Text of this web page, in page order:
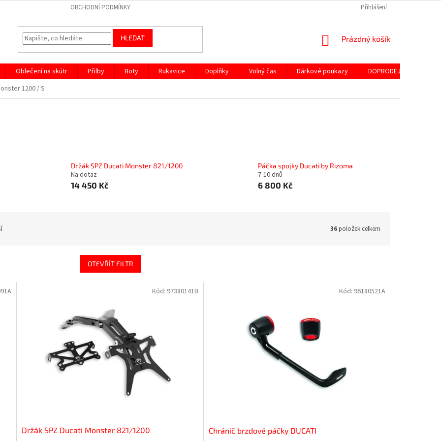
OBCHODNÍ PODMÍNKY Přihlášení
HLEDAT
NÁKUPNÍ
Prázdný košík
Oblečení na skútr Přilby Boty Rukavice Doplňky Volný čas Dárkové poukazy DOPRODEJ ND
1200 / S
Držák SPZ Ducati Monster 821/1200
Na dotaz
14 450 Kč
Páčka spojky Ducati by Rizoma
7-10 dnů
6 800 Kč
36položek celkem
OTEVŘÍT FILTR
Držák SPZ Ducati Monster 821/1200
Kód: 97380141B
Chránič brzdové páčky DUCATI
Kód: 96180521A